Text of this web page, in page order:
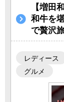
【増田
和牛を
で贅沢
レディース
グルメ